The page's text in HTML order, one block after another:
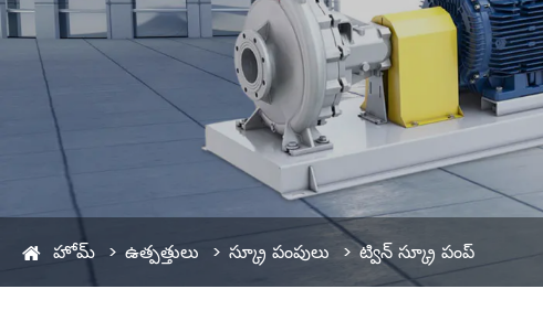
హోమ్ ఉత్పత్తులు స్క్రూ పంపులు ట్విన్ స్క్రూ పంప్